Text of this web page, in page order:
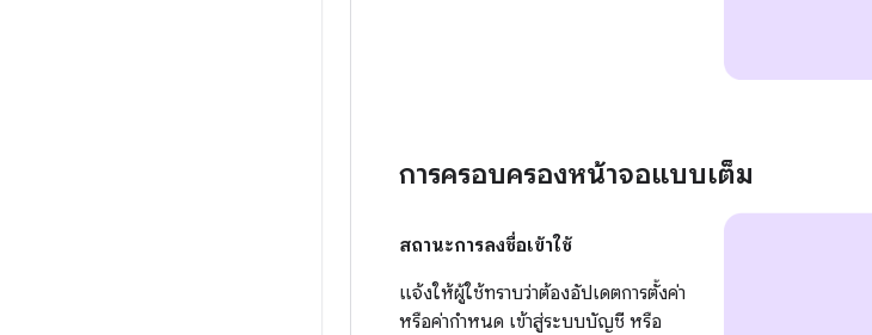
การครอบครองหน้าจอแบบเต็ม
สถานะการลงชื่อเข้าใช้
แจ้งให้ผู้ใช้ทราบว่าต้องอัปเดตการตั้งค่า
หรือค่ากําหนด เข้าสู่ระบบบัญชี หรือ